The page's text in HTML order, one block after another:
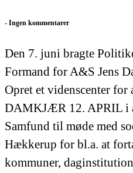
- Ingen kommentarer
Den 7. juni bragte
Formand for A&S Jens
Opret et videnscenter for
DAMKJÆR 12. APRIL i
Samfund til møde med
Hækkerup for bl.a. at
kommuner,